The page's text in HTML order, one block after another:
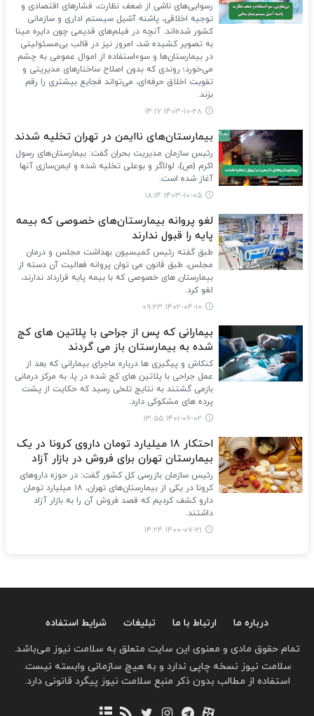
رسوایی‌های ناشی از ضعف نظارت، فشارهای اقتصادی و
توجیه اخلاقی، پاشنه آشیل سیستم اداری و سازمانی
کشور شده‌اند. آنچه در فیلم‌های قدیمی چون دایره مینا
به تصویر کشیده شد، امروز نیز در قالب بی‌مسئولیتی
در بیمارستان‌ها و سوءاستفاده از اموال عمومی به چشم
می‌خورد؛ روندی که بدون اصلاح ساختارهای مدیریتی و
تقویت اخلاق حرفه‌ای، می‌تواند فجایع بیشتری را رقم
بزند.
۱۴۰۳-۱۰-۲۸ ۱۴:۱۷
بیمارستان‌های ناایمن در تهران تخلیه شدند
رئیس سازمان مدیریت بحران گفت: بیمارستان‌های رسول
اکرم (ص)، لولاگر و بوعلی تخلیه شده و ایمن‌سازی آنها
آغاز شده است.
۱۴۰۳-۱۰-۰۵ ۱۸:۱۴
لغو پروانه بیمارستان‌های خصوصی که بیمه
پایه را قبول ندارند
طبق گفته رئیس کمیسیون بهداشت مجلس و درمان
مجلس، طبق قانون می توان پروانه فعالیت آن دسته از
بیمارستان های خصوصی که با بیمه پایه قرارداد ندارند،
لغو کرد.
۱۴۰۲-۰۴-۱۰ ۰۹:۲۳
بیمارانی که پس از جراحی با پلاتین های کج
شده به بیمارستان باز می گردند
کنکاش و پیگیری ها درباره ماجرای بیمارانی که بعد از
عمل جراحی با پلاتین های کج شده در پا، به مرکز درمانی
بازمی گشتند به نتایج تلخی رسید که حکایت از پشت
پرده های مشکوکی دارد.
۱۴۰۱-۰۶-۰۲ ۱۳:۵۵
احتکار ۱۸ میلیارد تومان داروی کرونا در یک
بیمارستان‌ تهران برای فروش در بازار آزاد
رئیس سازمان بازرسی کل کشور گفت: در حوزه داروهای
کرونا در یکی از بیمارستان‌های تهران، ۱۸ میلیارد تومان
دارو کشف کردیم که قصد فروش آن را به بازار آزاد
داشتند.
۱۴۰۰-۰۷-۲۱ ۱۴:۲۴
درباره ما ارتباط با ما تبلیغات
شرایط استفاده
تمام حقوق مادی و معنوی این سایت متعلق به سلامت نیوز می‌باشد.
سلامت نیوز نسخه چاپی ندارد و به هیچ سازمانی وابسته نیست.
استفاده از مطالب بدون ذکر منبع سلامت نیوز پیگرد قانونی دارد.